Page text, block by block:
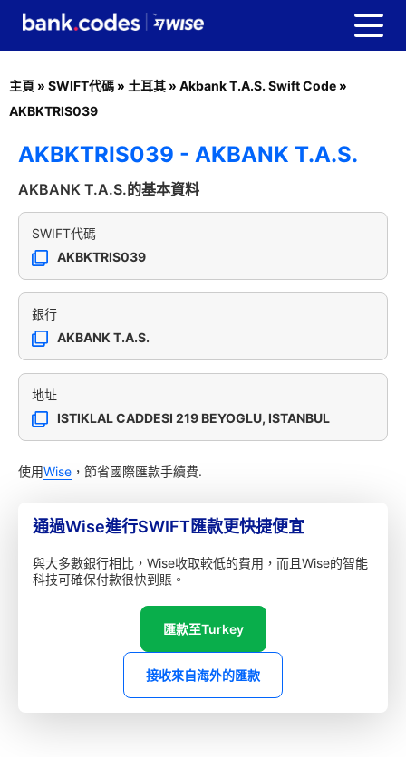
主頁 » SWIFT代碼 » 土耳其 » Akbank T.A.S. Swift Code »
AKBKTRIS039
AKBKTRIS039 - AKBANK T.A.S.
AKBANK T.A.S.的基本資料
SWIFT代碼
AKBKTRIS039
銀行
AKBANK T.A.S.
地址
ISTIKLAL CADDESI 219 BEYOGLU, ISTANBUL
使用Wise ，節省國際匯款手續費.
通過Wise進行SWIFT匯款更快捷便宜
與大多數銀行相比，Wise收取較低的費用，而且Wise的智能
科技可確保付款很快到賬。
匯款至Turkey
接收來自海外的匯款